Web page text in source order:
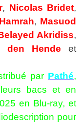
, Nicolas Bridet,
, Masuod
Akridiss,
den Hende et
par Pathé,
bacs et en
en Blu-ray, et
pour